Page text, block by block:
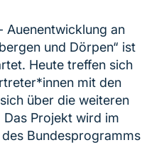
Auenentwicklung an
und Dörpen“ ist
Heute treffen sich
mit den
über die weiteren
Projekt wird im
Bundesprogramms